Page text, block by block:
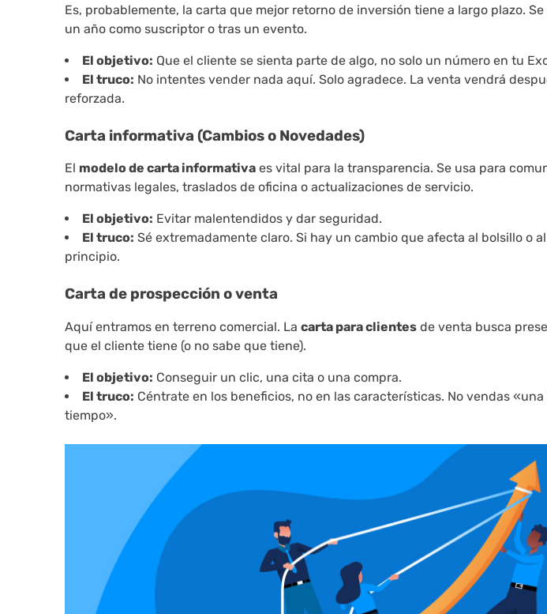
Es, probablemente, la carta que mejor retorno de inversión tiene a largo plazo.
un año como suscriptor o tras un evento.
El objetivo: Que el cliente se sienta parte de algo, no solo un número en tu
El truco: No intentes vender nada aquí. Solo agradece. La venta vendrá
reforzada.
Carta informativa (Cambios o Novedades)
El modelo de carta informativa es vital para la transparencia. Se usa para
normativas legales, traslados de oficina o actualizaciones de servicio.
El objetivo: Evitar malentendidos y dar seguridad.
El truco: Sé extremadamente claro. Si hay un cambio que afecta al bolsillo o
principio.
Carta de prospección o venta
Aquí entramos en terreno comercial. La carta para clientes de venta busca
que el cliente tiene (o no sabe que tiene).
El objetivo: Conseguir un clic, una cita o una compra.
El truco: Céntrate en los beneficios, no en las características. No vendas
tiempo».